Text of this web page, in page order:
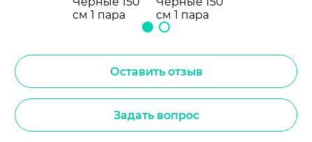
Оставить отзыв
Задать вопрос